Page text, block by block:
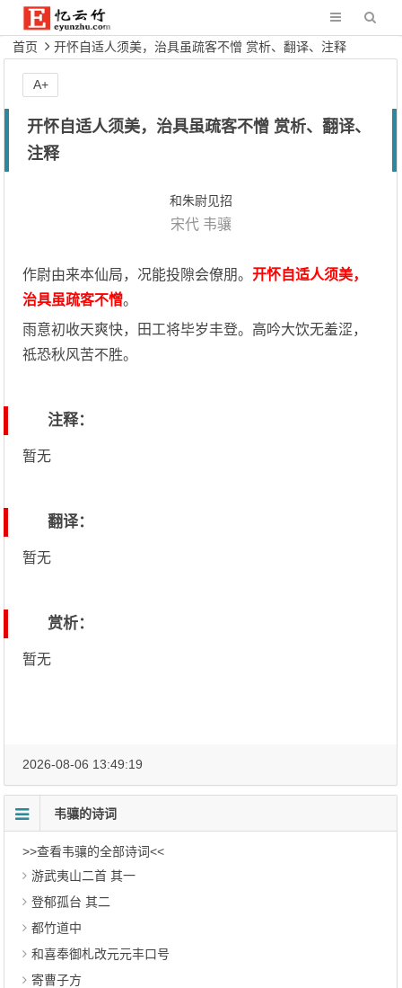
首页 开怀自适人须美，治具虽疏客不憎 赏析、翻译、注释
开怀自适人须美，治具虽疏客不憎 赏析、翻译、
注释
和朱尉见招
宋代 韦骧
作尉由来本仙局，况能投隙会僚朋。开怀自适人须美，
治具虽疏客不憎。
雨意初收天爽快，田工将毕岁丰登。高吟大饮无羞涩，
祗恐秋风苦不胜。
注释：
暂无
翻译：
暂无
赏析：
暂无
A+
2026-08-06 13:49:19
韦骧的诗词
>>查看韦骧的全部诗词<<
游武夷山二首 其一
登郁孤台 其二
都竹道中
和喜奉御札改元元丰口号
寄曹子方